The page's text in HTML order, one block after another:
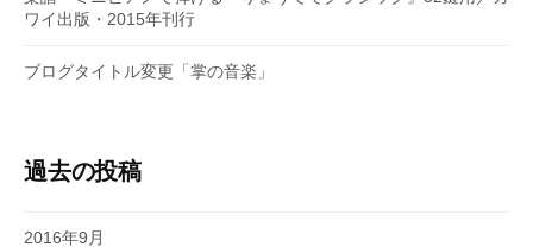
ワイ出版・2015年刊行
ブログタイトル変更「掌の音楽」
過去の投稿
2016年9月